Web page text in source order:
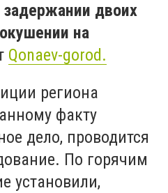
двоих
на
Qonaev-gorod.
региона
факту
дело, проводится
По горячим
установили,